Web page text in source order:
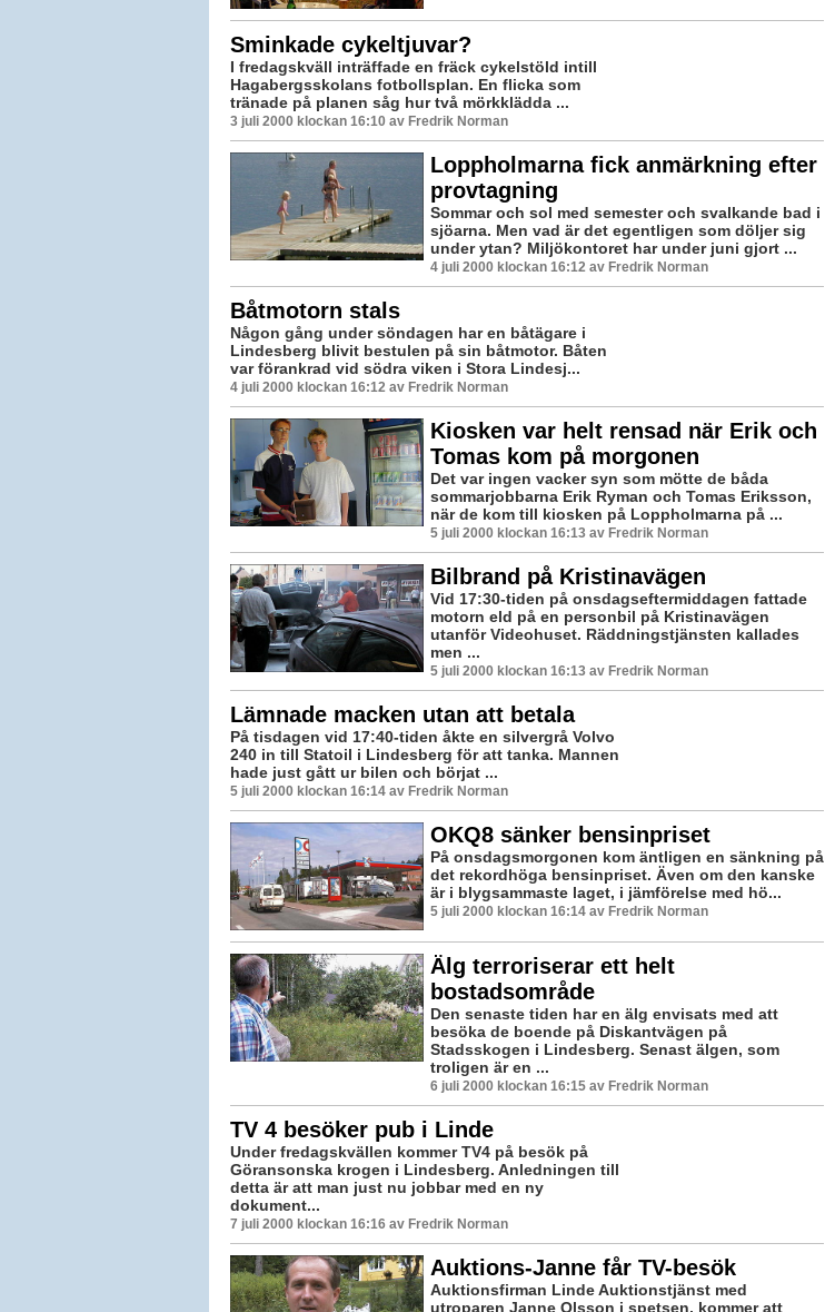
Sminkade cykeltjuvar?
I fredagskväll inträffade en fräck cykelstöld intill
Hagabergsskolans fotbollsplan. En flicka som
tränade på planen såg hur två mörkklädda ...
3 juli 2000 klockan 16:10 av Fredrik Norman
Loppholmarna fick anmärkning efter
provtagning
Sommar och sol med semester och svalkande bad i
sjöarna. Men vad är det egentligen som döljer sig
under ytan? Miljökontoret har under juni gjort ...
4 juli 2000 klockan 16:12 av Fredrik Norman
Båtmotorn stals
Någon gång under söndagen har en båtägare i
Lindesberg blivit bestulen på sin båtmotor. Båten
var förankrad vid södra viken i Stora Lindesj...
4 juli 2000 klockan 16:12 av Fredrik Norman
Kiosken var helt rensad när Erik och
Tomas kom på morgonen
Det var ingen vacker syn som mötte de båda
sommarjobbarna Erik Ryman och Tomas Eriksson,
när de kom till kiosken på Loppholmarna på ...
5 juli 2000 klockan 16:13 av Fredrik Norman
Bilbrand på Kristinavägen
Vid 17:30-tiden på onsdagseftermiddagen fattade
motorn eld på en personbil på Kristinavägen
utanför Videohuset. Räddningstjänsten kallades
men ...
5 juli 2000 klockan 16:13 av Fredrik Norman
Lämnade macken utan att betala
På tisdagen vid 17:40-tiden åkte en silvergrå Volvo
240 in till Statoil i Lindesberg för att tanka. Mannen
hade just gått ur bilen och börjat ...
5 juli 2000 klockan 16:14 av Fredrik Norman
OKQ8 sänker bensinpriset
På onsdagsmorgonen kom äntligen en sänkning på
det rekordhöga bensinpriset. Även om den kanske
är i blygsammaste laget, i jämförelse med hö...
5 juli 2000 klockan 16:14 av Fredrik Norman
Älg terroriserar ett helt
bostadsområde
Den senaste tiden har en älg envisats med att
besöka de boende på Diskantvägen på
Stadsskogen i Lindesberg. Senast älgen, som
troligen är en ...
6 juli 2000 klockan 16:15 av Fredrik Norman
TV 4 besöker pub i Linde
Under fredagskvällen kommer TV4 på besök på
Göransonska krogen i Lindesberg. Anledningen till
detta är att man just nu jobbar med en ny
dokument...
7 juli 2000 klockan 16:16 av Fredrik Norman
Auktions-Janne får TV-besök
Auktionsfirman Linde Auktionstjänst med
utroparen Janne Olsson i spetsen, kommer att